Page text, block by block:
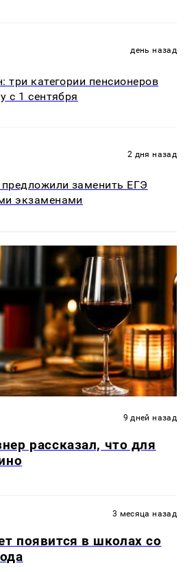
день назад
три категории пенсионеров
с 1 сентября
2 дня назад
заменить ЕГЭ
экзаменами
9 дней назад
рассказал, что для
3 месяца назад
появится в школах со